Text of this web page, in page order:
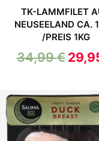
TK-LAMMFILET
NEUSEELAND CA.
/PREIS 1KG
34,99€